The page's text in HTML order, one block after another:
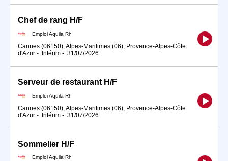
Chef de rang H/F
Emploi Aquila Rh
Cannes (06150), Alpes-Maritimes (06), Provence-Alpes-Côte
d'Azur - Intérim - 31/07/2026
Serveur de restaurant H/F
Emploi Aquila Rh
Cannes (06150), Alpes-Maritimes (06), Provence-Alpes-Côte
d'Azur - Intérim - 31/07/2026
Sommelier H/F
Emploi Aquila Rh